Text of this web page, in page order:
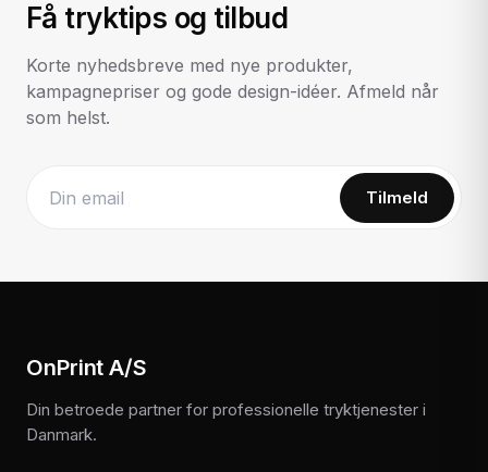
Få tryktips og tilbud
Korte nyhedsbreve med nye produkter,
kampagnepriser og gode design-idéer. Afmeld når
som helst.
Tilmeld
OnPrint A/S
Din betroede partner for professionelle tryktjenester i
Danmark.